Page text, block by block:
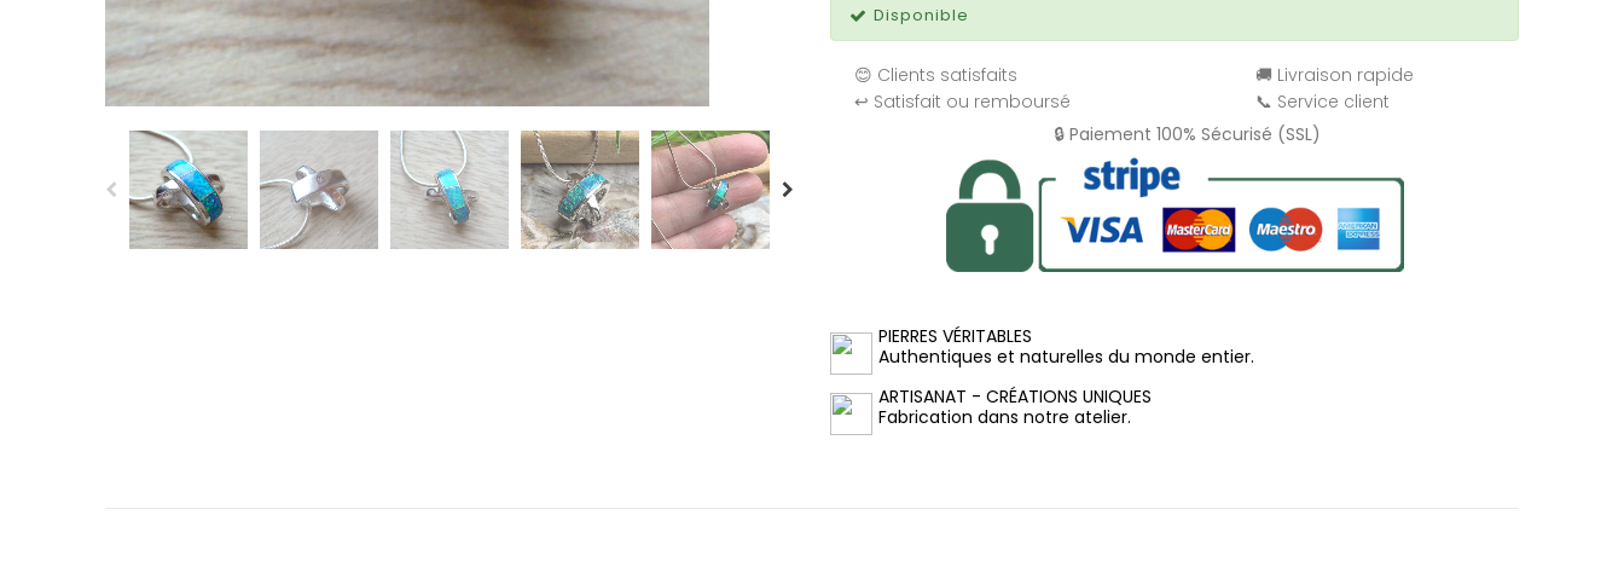
Disponible
😊 Clients satisfaits
🚚 Livraison rapide
↩️ Satisfait ou remboursé
📞 Service client
🔒 Paiement 100% Sécurisé (SSL)
PIERRES VÉRITABLES
Authentiques et naturelles du monde entier.
ARTISANAT - CRÉATIONS UNIQUES
Fabrication dans notre atelier.